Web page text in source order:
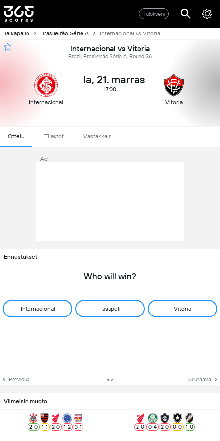
Tulokseni
Jalkapallo Brasileirão Série A Internacional vs Vitoria
Internacional vs Vitoria
Brazil, Brasileirão Série A, Round 36
Internacional
la, 21. marras
17:00
Vitoria
Ottelu Tilastot Vastakkain
Ad
Ennustukset
Who will win?
Internacional Tasapeli Vitoria
Previous Seuraava
Viimeisin muoto
2-0 1-1 2-0 1-2 3-1 2-0 0-4 2-0 0-0 1-0